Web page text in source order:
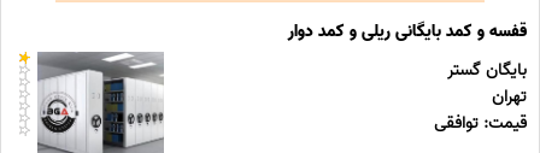
قفسه و کمد بایگانی ریلی و کمد دوار
بایگان گستر
تهران
قیمت: توافقی